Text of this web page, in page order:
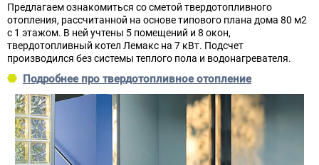
Предлагаем ознакомиться со сметой твердотопливного
отопления, рассчитанной на основе типового плана дома 80 м2
с 1 этажом. В ней учтены 5 помещений и 8 окон,
твердотопливный котел Лемакс на 7 кВт. Подсчет
производился без системы теплого пола и водонагревателя.
Подробнее про твердотопливное отопление